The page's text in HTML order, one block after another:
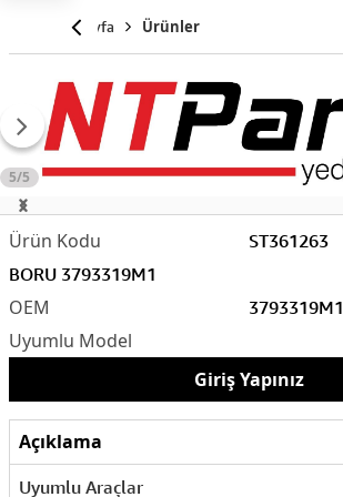
Anasayfa Ürünler
5/5
ST361263
3793319M1
BORU 3793319M1
Giriş Yapınız
Açıklama
Uyumlu Araçlar